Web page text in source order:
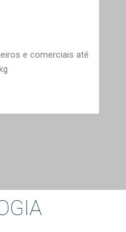
e comerciais até